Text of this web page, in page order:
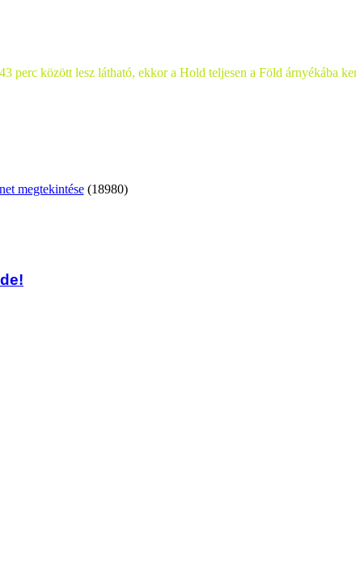
között lesz látható, ekkor a Hold teljesen a Föld árnyékába
megtekintése(18980)